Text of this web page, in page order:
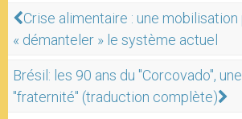
Crise alimentaire : une mobilisation
« démanteler » le système actuel
Brésil: les 90 ans du "Corcovado",
"fraternité" (traduction complète)